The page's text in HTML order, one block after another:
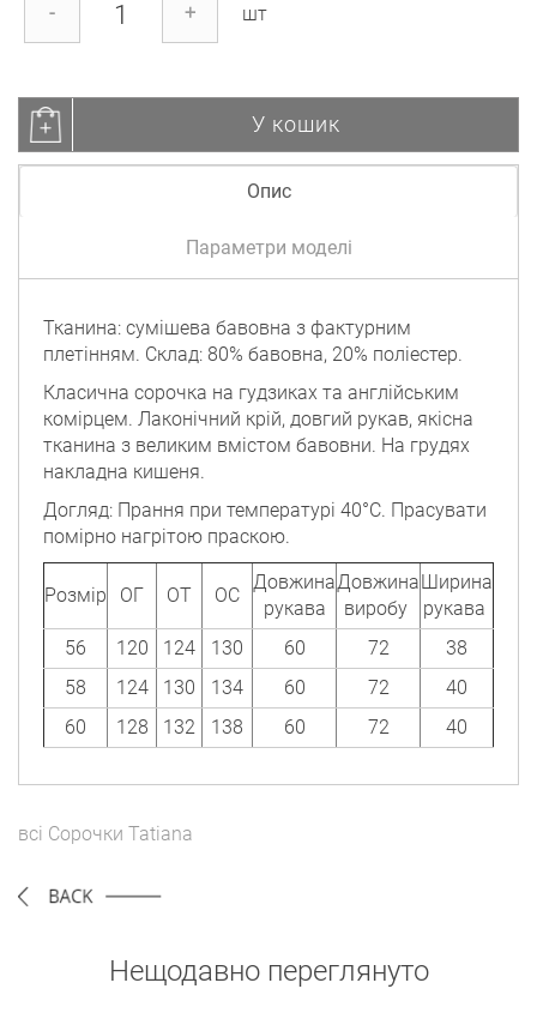
- + шт
У кошик
Опис
Параметри моделі
Тканина: сумішева бавовна з фактурним
плетінням. Склад: 80% бавовна, 20% поліестер.
Класична сорочка на гудзиках та англійським
комірцем. Лаконічний крій, довгий рукав, якісна
тканина з великим вмістом бавовни. На грудях
накладна кишеня.
Догляд: Прання при температурі 40°C. Прасувати
помірно нагрітою праскою.
Розмір ОГ ОТ ОС
Довжина
рукава
Довжина
виробу
Ширина
рукава
56
120 124 130 60 72
38
58
124 130 134 60 72
40
60
128 132 138 60 72 40
всі Сорочки Tatiana
Нещодавно переглянуто